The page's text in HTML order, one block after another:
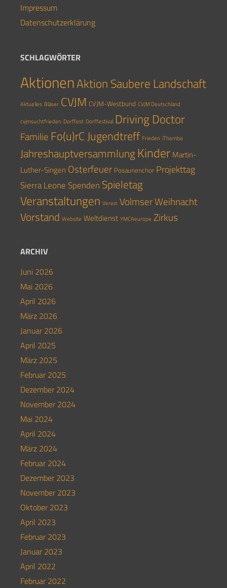
Impressum
Datenschutzerklärung
SCHLAGWÖRTER
AktionenAktion Saubere Landschaft
Aktuelles Bläser CVJM CVJM-Westbund CVJM Deutschland
cvjmsuchtfrieden Dorffest Dorffestival Driving Doctor
Familie Fo(u)rC Jugendtreff Frieden iThemba
JahreshauptversammlungKinder Martin-
Luther-Singen Osterfeuer Posaunenchor Projekttag
Sierra Leone Spenden Spieletag
Veranstaltungen Verein Volmser Weihnacht
Vorstand Website Weltdienst YMCAeurope Zirkus
ARCHIV
Juni 2026
Mai 2026
April 2026
März 2026
Januar 2026
April 2025
März 2025
Februar 2025
Dezember 2024
November 2024
Mai 2024
April 2024
März 2024
Februar 2024
Dezember 2023
November 2023
Oktober 2023
April 2023
Februar 2023
Januar 2023
April 2022
Februar 2022